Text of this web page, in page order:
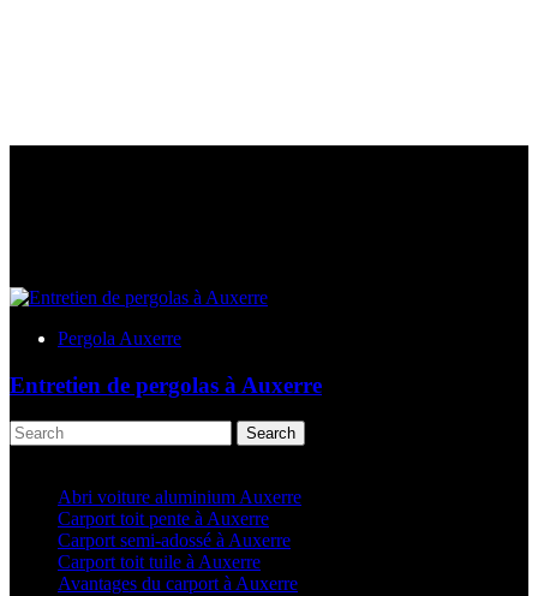
Pergola Auxerre
Entretien de pergolas à Auxerre
Search
Abri voiture aluminium Auxerre
Carport toit pente à Auxerre
Carport semi-adossé à Auxerre
Carport toit tuile à Auxerre
Avantages du carport à Auxerre